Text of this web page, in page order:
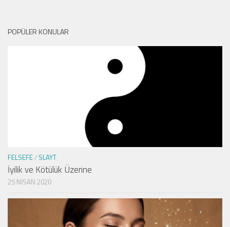
POPÜLER KONULAR
FELSEFE/ SLAYT
İyilik ve Kötülük Üzerine
25 NISAN 2020